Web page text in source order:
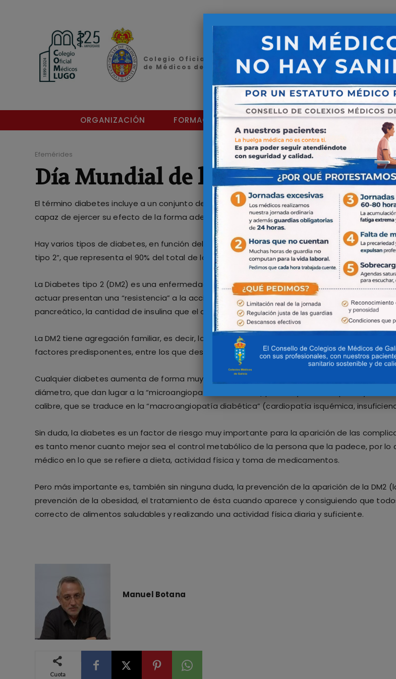
Colegio Oficial
de Médicos de Lugo
ORGANIZACIÓN FORMACIÓN COLEGIADOS
Efemérides
Día Mundial de la Diabetes 2023
El término diabetes incluye a un conjunto de enfermedades cuya característica común es
capaz de ejercer su efecto de la forma adecuada, y esto se pone de manifiesto en la
Hay varios tipos de diabetes, en función del mecanismo de aparición, pero, con diferencia,
tipo 2”, que representa el 90% del total de las diabetes.
La Diabetes tipo 2 (DM2) es una enfermedad en la que, inicialmente, la insulina no es
actuar presentan una “resistencia” a la acción de la insulina. Con el paso de los años, no
pancreático, la cantidad de insulina que el cuerpo fabrica va siendo cada vez menor.
La DM2 tiene agregación familiar, es decir, los familiares de primer grado de una persona
factores predisponentes, entre los que destaca sin ninguna duda la obesidad, que es el
Cualquier diabetes aumenta de forma muy significativa el riesgo de padecer problemas
diámetro, que dan lugar a la “microangiopatía diabética” (que incluye la retinopatía y la
calibre, que se traduce en la “macroangiopatía diabética” (cardiopatía isquémica,
Sin duda, la diabetes es un factor de riesgo muy importante para la aparición de las
es tanto menor cuanto mejor sea el control metabólico de la persona que la padece, por
médico en lo que se refiere a dieta, actividad física y toma de medicamentos.
Pero más importante es, también sin ninguna duda, la prevención de la aparición de la DM2
prevención de la obesidad, el tratamiento de ésta cuando aparece y consiguiendo que
correcto de alimentos saludables y realizando una actividad física diaria y suficiente.
Manuel Botana
Cuota